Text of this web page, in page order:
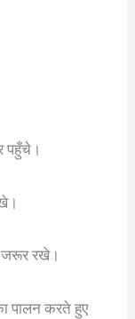
पहुँचे।
जरूर रखे।
पालन करते हुए